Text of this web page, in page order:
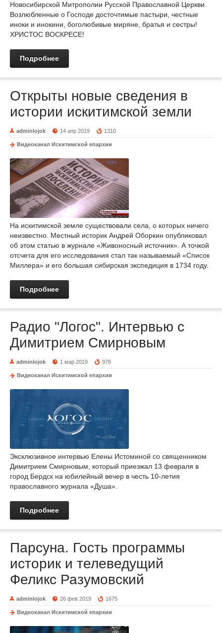
Новосибирской Митрополии Русской Православной Церкви.
Возлюбленные о Господе досточтимые пастыри, честные
иноки и инокини, боголюбивые миряне, братья и сестры!
ХРИСТОС ВОСКРЕСЕ!
Подробнее
Открыты новые сведения в
истории искитимской земли
adminlojok 14 апр 2019 1310
Видеоканал Искитимской епархии
На искитимской земле существовали села, о которых ничего
неизвестно. Местный историк Андрей Оборкин опубликовал
об этом статью в журнале «Живоносный источник». А точкой
отсчета для его исследования стал так называемый «Список
Миллера» и его большая сибирская экспедиция в 1734 году.
Подробнее
Радио "Логос". Интервью с
Димитрием Смирновым
adminlojok 1 мар 2019 978
Видеоканал Искитимской епархии
Эксклюзивное интервью Елены Истоминой со священником
Димитрием Смирновым, который приезжал 13 февраля в
город Бердск на юбилейный вечер в честь 10-летия
православного журнала «Душа».
Подробнее
Парсуна. Гость программы
историк и телеведущий
Феликс Разумовский
adminlojok 26 фев 2019 1675
Видеоканал Искитимской епархии